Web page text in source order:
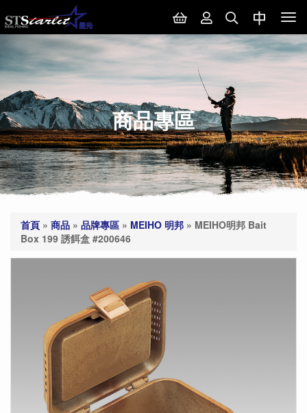
商品專區
首頁 » 商品 » 品牌專區 » MEIHO 明邦 » MEIHO明邦 Bait
Box 199 誘餌盒 #200646